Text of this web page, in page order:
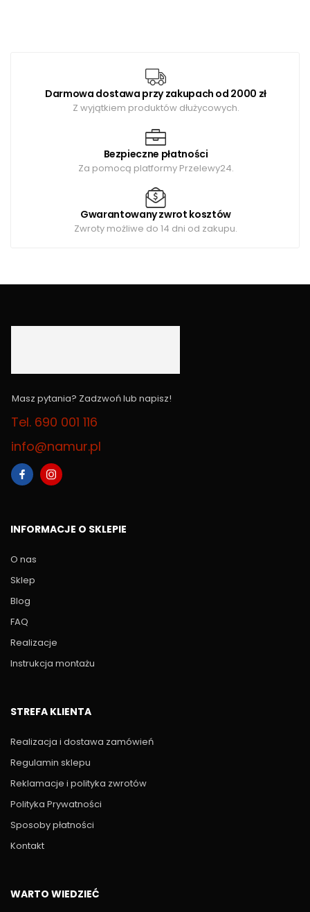
Darmowa dostawa przy zakupach od 2000 zł
Z wyjątkiem produktów dłużycowych.
Bezpieczne płatności
Za pomocą platformy Przelewy24.
Gwarantowany zwrot kosztów
Zwroty możliwe do 14 dni od zakupu.
Masz pytania? Zadzwoń lub napisz!
Tel. 690 001 116
info@namur.pl
INFORMACJE O SKLEPIE
O nas
Sklep
Blog
FAQ
Realizacje
Instrukcja montażu
STREFA KLIENTA
Realizacja i dostawa zamówień
Regulamin sklepu
Reklamacje i polityka zwrotów
Polityka Prywatności
Sposoby płatności
Kontakt
WARTO WIEDZIEĆ